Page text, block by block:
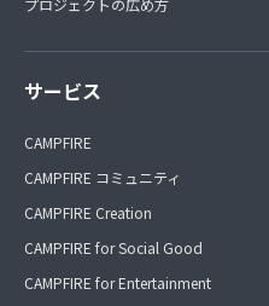
プロジェクトの広め方
サービス
CAMPFIRE
CAMPFIRE コミュニティ
CAMPFIRE Creation
CAMPFIRE for Social Good
CAMPFIRE for Entertainment